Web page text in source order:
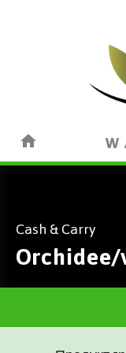
W
Cash & Carry